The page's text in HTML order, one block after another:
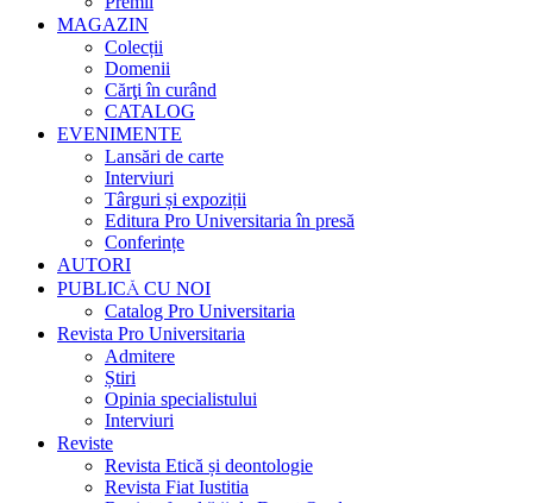
MAGAZIN
Colecții
Domenii
Cărţi în curând
CATALOG
EVENIMENTE
Lansări de carte
Interviuri
Târguri și expoziții
Editura Pro Universitaria în presă
Conferințe
AUTORI
PUBLICĂ CU NOI
Catalog Pro Universitaria
Revista Pro Universitaria
Admitere
Știri
Opinia specialistului
Interviuri
Reviste
Revista Etică și deontologie
Revista Fiat Iustitia